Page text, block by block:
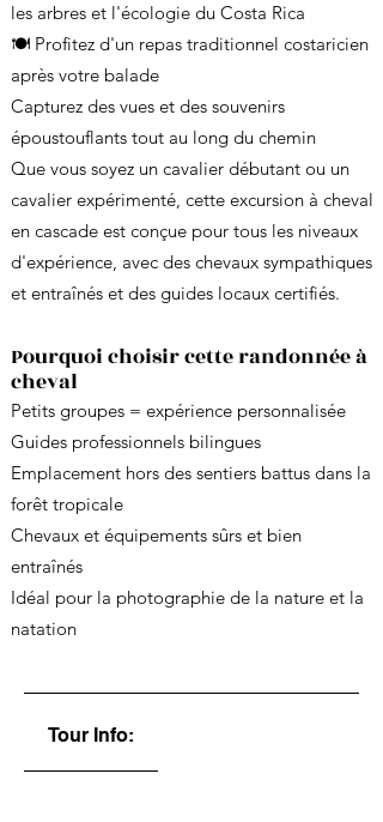
les arbres et l'écologie du Costa Rica
🍽️ Profitez d'un repas traditionnel costaricien
après votre balade
Capturez des vues et des souvenirs
époustouflants tout au long du chemin
Que vous soyez un cavalier débutant ou un
cavalier expérimenté, cette excursion à cheval
en cascade est conçue pour tous les niveaux
d'expérience, avec des chevaux sympathiques
et entraînés et des guides locaux certifiés.
Pourquoi choisir cette randonnée à
cheval
Petits groupes = expérience personnalisée
Guides professionnels bilingues
Emplacement hors des sentiers battus dans la
forêt tropicale
Chevaux et équipements sûrs et bien
entraînés
Idéal pour la photographie de la nature et la
natation
Tour Info: